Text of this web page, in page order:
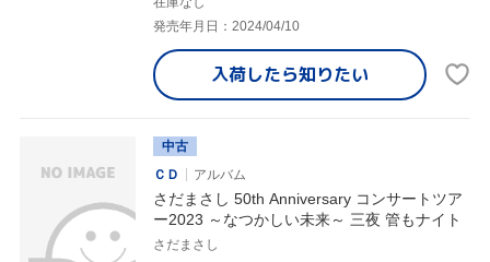
発売年月日：2024/04/10
入荷したら知りたい
中古
ＣＤ
アルバム
さだまさし 50th Anniversary コンサートツア
ー2023 ～なつかしい未来～ 三夜 管もナイト
さだまさし